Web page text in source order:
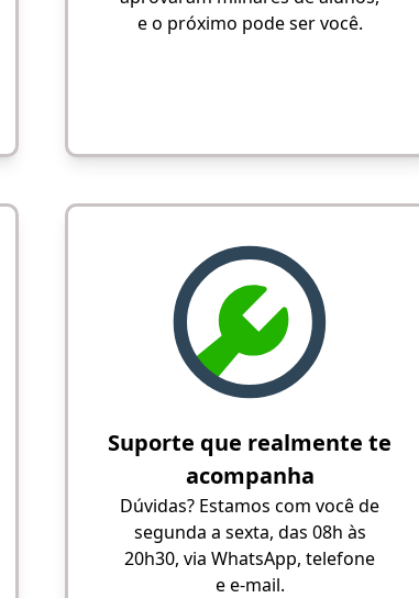
e o próximo pode ser você.
Suporte que realmente te
acompanha
Dúvidas? Estamos com você de
segunda a sexta, das 08h às
20h30, via WhatsApp, telefone
e e-mail.